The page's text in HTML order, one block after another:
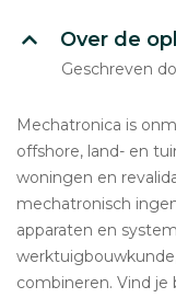
Over de
Geschreven
Mechatronica is
offshore, land- en
woningen en
mechatronisch
apparaten en
combineren. Vind